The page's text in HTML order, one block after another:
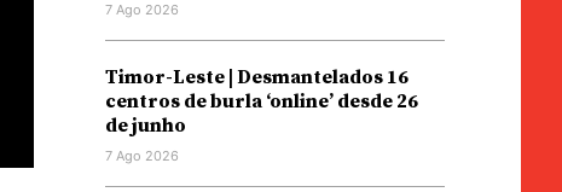
7 Ago 2026
Timor-Leste | Desmantelados 16
centros de burla ‘online’ desde 26
de junho
7 Ago 2026